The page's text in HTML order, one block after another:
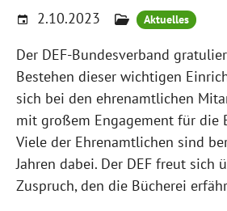
2.10.2023 Aktuelles
Der DEF-Bundesverband
Bestehen dieser wichtigen
sich bei den ehrenamtlichen
mit großem Engagement für die
Viele der Ehrenamtlichen sind
Jahren dabei. Der DEF freut sich
Zuspruch, den die Bücherei